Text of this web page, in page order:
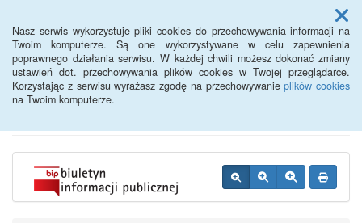
Nasz serwis wykorzystuje pliki cookies do przechowywania informacji na
Twoim komputerze. Są one wykorzystywane w celu zapewnienia
poprawnego działania serwisu. W każdej chwili możesz dokonać zmiany
ustawień dot. przechowywania plików cookies w Twojej przeglądarce.
Korzystając z serwisu wyrażasz zgodę na przechowywanieplików cookies
na Twoim komputerze.
Menu
BIP - Urząd Miejski
Wyśmierzyce